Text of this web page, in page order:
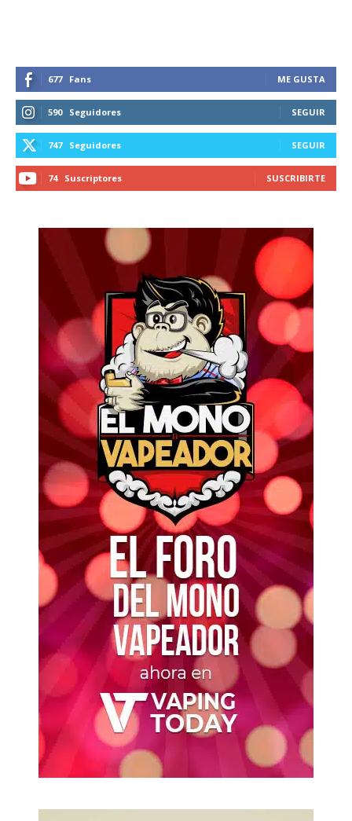
677 Fans ME GUSTA
590 Seguidores SEGUIR
747 Seguidores SEGUIR
74 Suscriptores SUSCRIBIRTE